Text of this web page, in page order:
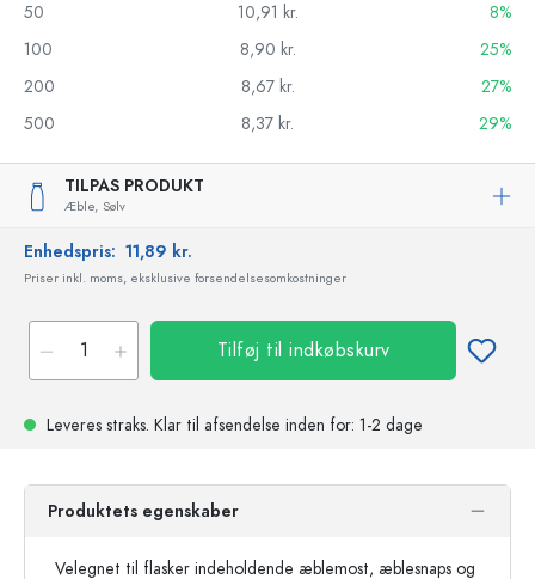
50
10,91 kr.
8%
100
8,90 kr.
25%
200
8,67 kr.
27%
500
8,37 kr. 29%
TILPAS PRODUKT
Æble, Sølv
Enhedspris: 11,89 kr.
Priser inkl. moms, eksklusive forsendelsesomkostninger
Tilføj til indkøbskurv
Leveres straks. Klar til afsendelse inden for: 1-2 dage
Produktets egenskaber
Velegnet til flasker indeholdende æblemost, æblesnaps og